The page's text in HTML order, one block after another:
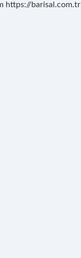
https://barisal.com.tr